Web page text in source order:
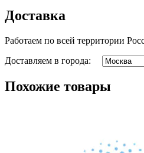
Доставка
Работаем по всей территории
Доставляем в города:
Похожие товары